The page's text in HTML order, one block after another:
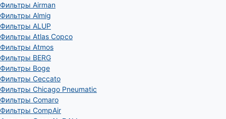
Фильтры Airman
Фильтры Almig
Фильтры ALUP
Фильтры Atlas Copco
Фильтры Atmos
Фильтры BERG
Фильтры Boge
Фильтры Ceccato
Фильтры Chicago Pneumatic
Фильтры Comaro
Фильтры CompAir